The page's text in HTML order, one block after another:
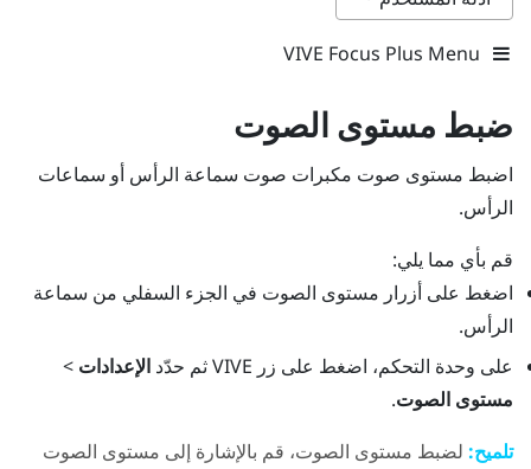
VIVE Focus Plus Menu
ضبط مستوى الصوت
اضبط مستوى صوت مكبرات صوت سماعة الرأس أو سماعات
الرأس.
قم بأي مما يلي:
اضغط على أزرار مستوى الصوت في الجزء السفلي من سماعة
الرأس.
على وحدة التحكم، اضغط على زر VIVEثم حدّد الإعدادات >
مستوى الصوت.
تلميح: لضبط مستوى الصوت، قم بالإشارة إلى مستوى الصوت